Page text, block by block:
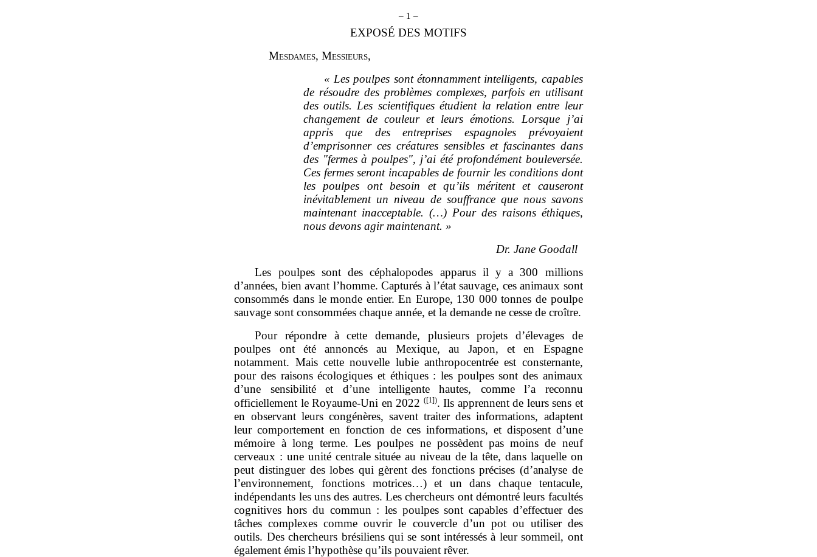
– 1 –
EXPOSÉ DES MOTIFS
Mesdames, Messieurs,
« Les poulpes sont étonnamment intelligents, capables
de résoudre des problèmes complexes, parfois en utilisant
des outils. Les scientifiques étudient la relation entre leur
changement de couleur et leurs émotions. Lorsque j’ai
appris que des entreprises espagnoles prévoyaient
d’emprisonner ces créatures sensibles et fascinantes dans
des "fermes à poulpes", j’ai été profondément bouleversée.
Ces fermes seront incapables de fournir les conditions dont
les poulpes ont besoin et qu’ils méritent et causeront
inévitablement un niveau de souffrance que nous savons
maintenant inacceptable. (…) Pour des raisons éthiques,
nous devons agir maintenant. »
Dr. Jane Goodall
Les poulpes sont des céphalopodes apparus il y a 300 millions
d’années, bien avant l’homme. Capturés à l’état sauvage, ces animaux sont
consommés dans le monde entier. En Europe, 130 000 tonnes de poulpe
sauvage sont consommées chaque année, et la demande ne cesse de croître.
Pour répondre à cette demande, plusieurs projets d’élevages de
poulpes ont été annoncés au Mexique, au Japon, et en Espagne
notamment. Mais cette nouvelle lubie anthropocentrée est consternante,
pour des raisons écologiques et éthiques : les poulpes sont des animaux
d’une sensibilité et d’une intelligente hautes, comme l’a reconnu
officiellement le Royaume‑Uni en 2022 ([1]). Ils apprennent de leurs sens et
en observant leurs congénères, savent traiter des informations, adaptent
leur comportement en fonction de ces informations, et disposent d’une
mémoire à long terme. Les poulpes ne possèdent pas moins de neuf
cerveaux : une unité centrale située au niveau de la tête, dans laquelle on
peut distinguer des lobes qui gèrent des fonctions précises (d’analyse de
l’environnement, fonctions motrices…) et un dans chaque tentacule,
indépendants les uns des autres. Les chercheurs ont démontré leurs facultés
cognitives hors du commun : les poulpes sont capables d’effectuer des
tâches complexes comme ouvrir le couvercle d’un pot ou utiliser des
outils. Des chercheurs brésiliens qui se sont intéressés à leur sommeil, ont
également émis l’hypothèse qu’ils pouvaient rêver.